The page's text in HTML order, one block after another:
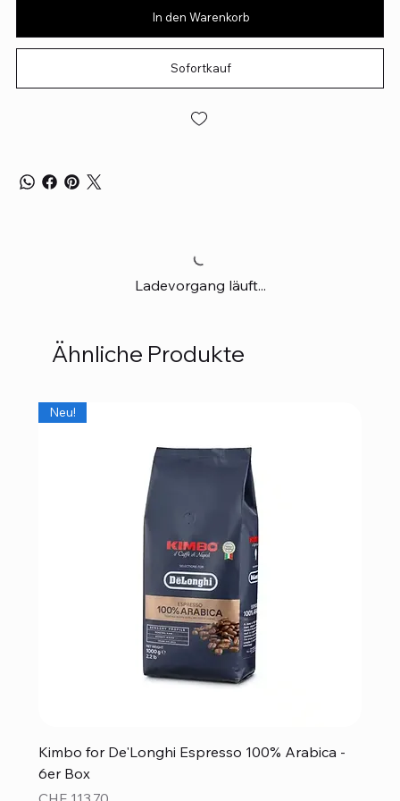
In den Warenkorb
Sofortkauf
Ladevorgang läuft...
Ähnliche Produkte
Neu!
Kimbo for De'Longhi Espresso 100% Arabica -
6er Box